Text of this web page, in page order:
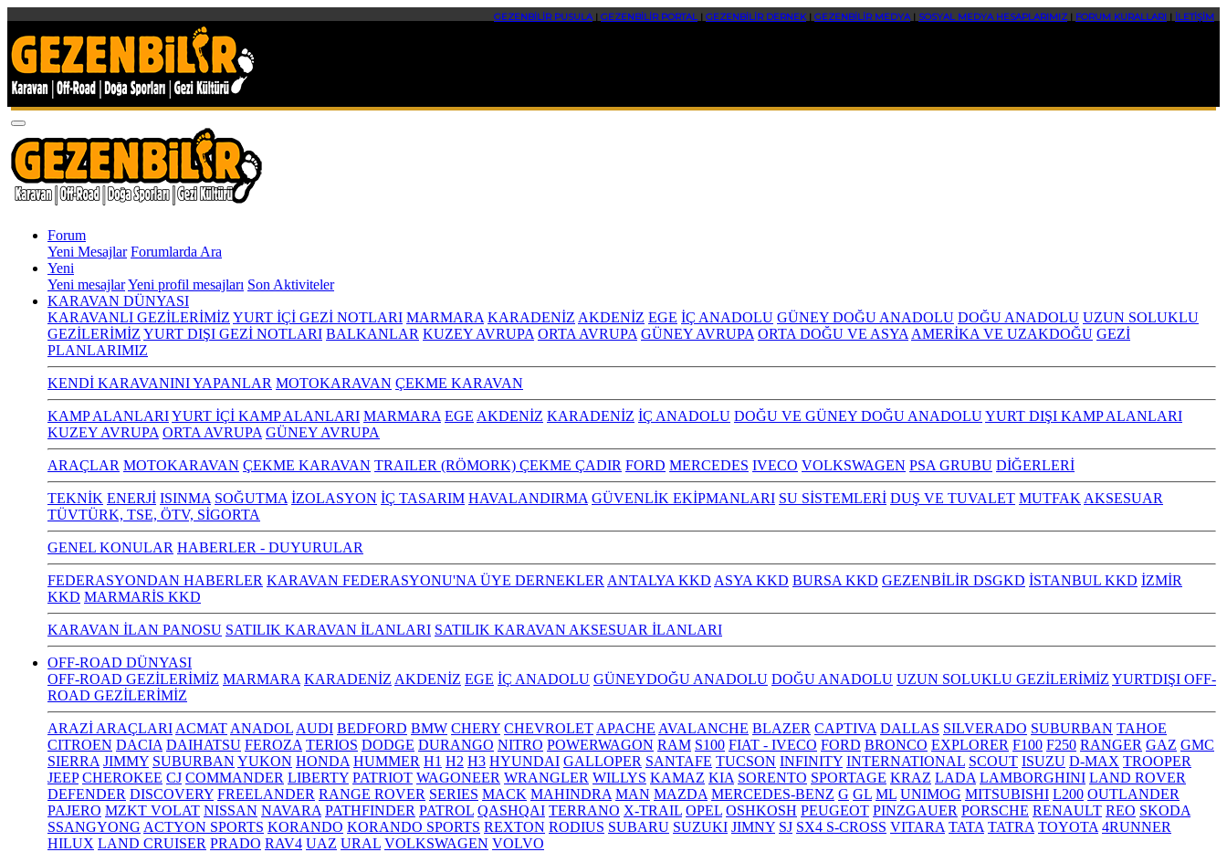
GEZENBİLİR PUSULA| GEZENBİLİR PORTAL| GEZENBİLİR DERNEK| GEZENBİLİR MEDYA| SOSYAL MEDYA HESAPLARIMIZ | FORUM KURALLARI | İLETİŞİM
Forum
Yeni Mesajlar Forumlarda Ara
Yeni
Yeni mesajlarYeni profil mesajları Son Aktiviteler
KARAVAN DÜNYASI
KARAVANLI GEZİLERİMİZ YURT İÇİ GEZİ NOTLARI MARMARA KARADENİZ AKDENİZ EGE İÇ ANADOLU GÜNEY DOĞU ANADOLU DOĞU ANADOLU UZUN SOLUKLU
GEZİLERİMİZ YURT DIŞI GEZİ NOTLARI BALKANLAR KUZEY AVRUPA ORTA AVRUPA GÜNEY AVRUPA ORTA DOĞU VE ASYA AMERİKA VE UZAKDOĞU GEZİ
PLANLARIMIZ
KENDİ KARAVANINI YAPANLAR MOTOKARAVAN ÇEKME KARAVAN
KAMP ALANLARIYURT İÇİ KAMP ALANLARI MARMARA EGE AKDENİZ KARADENİZ İÇ ANADOLU DOĞU VE GÜNEY DOĞU ANADOLUYURT DIŞI KAMP ALANLARI
KUZEY AVRUPA ORTA AVRUPA GÜNEY AVRUPA
ARAÇLAR MOTOKARAVAN ÇEKME KARAVAN TRAILER (RÖMORK) ÇEKME ÇADIR FORD MERCEDES IVECO VOLKSWAGEN PSA GRUBU DİĞERLERİ
TEKNİK ENERJİ ISINMA SOĞUTMA İZOLASYON İÇ TASARIM HAVALANDIRMA GÜVENLİK EKİPMANLARI SU SİSTEMLERİ DUŞ VE TUVALET MUTFAK AKSESUAR
TÜVTÜRK, TSE, ÖTV, SİGORTA
GENEL KONULAR HABERLER - DUYURULAR
FEDERASYONDAN HABERLER KARAVAN FEDERASYONU'NA ÜYE DERNEKLER ANTALYA KKD ASYA KKD BURSA KKD GEZENBİLİR DSGKD İSTANBUL KKD İZMİR
KKD MARMARİS KKD
KARAVAN İLAN PANOSU SATILIK KARAVAN İLANLARI SATILIK KARAVAN AKSESUAR İLANLARI
OFF-ROAD DÜNYASI
OFF-ROAD GEZİLERİMİZ MARMARA KARADENİZ AKDENİZ EGE İÇ ANADOLU GÜNEYDOĞU ANADOLU DOĞU ANADOLU UZUN SOLUKLU GEZİLERİMİZ YURTDIŞI OFF-
ROAD GEZİLERİMİZ
ARAZİ ARAÇLARI ACMAT ANADOL AUDI BEDFORD BMW CHERY CHEVROLET APACHE AVALANCHE BLAZER CAPTIVA DALLAS SILVERADO SUBURBAN TAHOE
CITROEN DACIA DAIHATSU FEROZA TERIOS DODGE DURANGO NITRO POWERWAGON RAM S100 FIAT - IVECO FORD BRONCO EXPLORER F100 F250 RANGER GAZ GMC
SIERRA JIMMY SUBURBAN YUKON HONDA HUMMER H1 H2 H3 HYUNDAI GALLOPER SANTAFE TUCSON INFINITY INTERNATIONAL SCOUT ISUZU D-MAX TROOPER
JEEP CHEROKEE CJ COMMANDER LIBERTY PATRIOT WAGONEER WRANGLER WILLYS KAMAZ KIA SORENTO SPORTAGE KRAZ LADA LAMBORGHINI LAND ROVER
DEFENDER DISCOVERY FREELANDER RANGE ROVER SERIES MACK MAHINDRA MAN MAZDA MERCEDES-BENZ G GL ML UNIMOG MITSUBISHI L200 OUTLANDER
PAJERO MZKT VOLAT NISSAN NAVARA PATHFINDER PATROL QASHQAI TERRANO X-TRAIL OPEL OSHKOSH PEUGEOT PINZGAUER PORSCHE RENAULT REO SKODA
SSANGYONG ACTYON SPORTS KORANDO KORANDO SPORTS REXTON RODIUS SUBARU SUZUKI JIMNY SJ SX4 S-CROSS VITARA TATA TATRA TOYOTA 4RUNNER
HILUX LAND CRUISER PRADO RAV4 UAZ URAL VOLKSWAGEN VOLVO